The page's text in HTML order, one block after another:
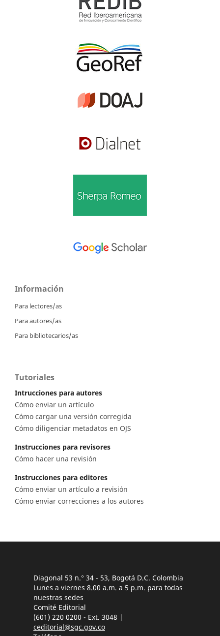
Información
Para lectores/as
Para autores/as
Para bibliotecarios/as
Tutoriales
Intrucciones para autores
Cómo enviar un artículo
Cómo cargar una versión corregida
Cómo diligenciar metadatos en OJS
Instrucciones para revisores
Cómo hacer una revisión
Instrucciones para editores
Cómo enviar un artículo a revisión
Cómo enviar correcciones a los autores
Diagonal 53 n.° 34 - 53, Bogotá D.C. Colombia
Lunes a viernes 8.00 a.m. a 5 p.m. para todas
nuestras sedes
Comité Editorial
(601) 220 0200 - Ext. 3048 |
ceditorial@sgc.gov.co